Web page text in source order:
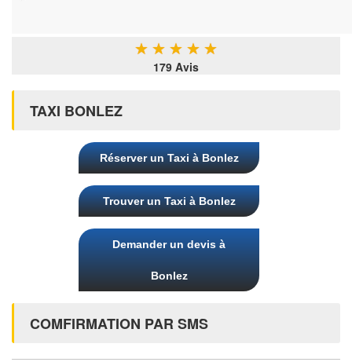
★ ★ ★ ★ ★
179 Avis
TAXI BONLEZ
Réserver un Taxi à Bonlez
Trouver un Taxi à Bonlez
Demander un devis à
Bonlez
COMFIRMATION PAR SMS